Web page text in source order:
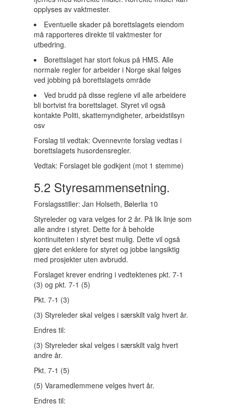
opplyses av vaktmester.
Eventuelle skader på borettslagets eiendom
må rapporteres direkte til vaktmester for
utbedring.
Borettslaget har stort fokus på HMS. Alle
normale regler for arbeider i Norge skal følges
ved jobbing på borettslagets område
Ved brudd på disse reglene vil alle arbeidere
bli bortvist fra borettslaget. Styret vil også
kontakte Politi, skattemyndigheter, arbeidstilsyn
osv
Forslag til vedtak: Ovennevnte forslag vedtas i
borettslagets husordensregler.
Vedtak: Forslaget ble godkjent (mot 1 stemme)
5.2 Styresammensetning.
Forslagsstiller: Jan Holseth, Bølerlia 10
Styreleder og vara velges for 2 år. På lik linje som
alle andre i styret. Dette for å beholde
kontinuiteten i styret best mulig. Dette vil også
gjøre det enklere for styret og jobbe langsiktig
med prosjekter uten avbrudd.
Forslaget krever endring i vedtektenes pkt. 7-1
(3) og pkt. 7-1 (5)
Pkt. 7-1 (3)
(3) Styreleder skal velges i særskilt valg hvert år.
Endres til:
(3) Styreleder skal velges i særskilt valg hvert
andre år.
Pkt. 7-1 (5)
(5) Varamedlemmene velges hvert år.
Endres til: